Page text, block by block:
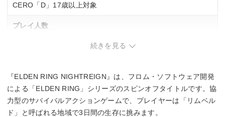
CERO「D」17歳以上対象
プレイ人数
～3人
続きを見る
『ELDEN RING NIGHTREIGN』は、フロム・ソフトウェア開発
による「ELDEN RING」シリーズのスピンオフタイトルです。協
力型のサバイバルアクションゲームで、プレイヤーは「リムベル
ド」と呼ばれる地域で3日間の生存に挑みます。